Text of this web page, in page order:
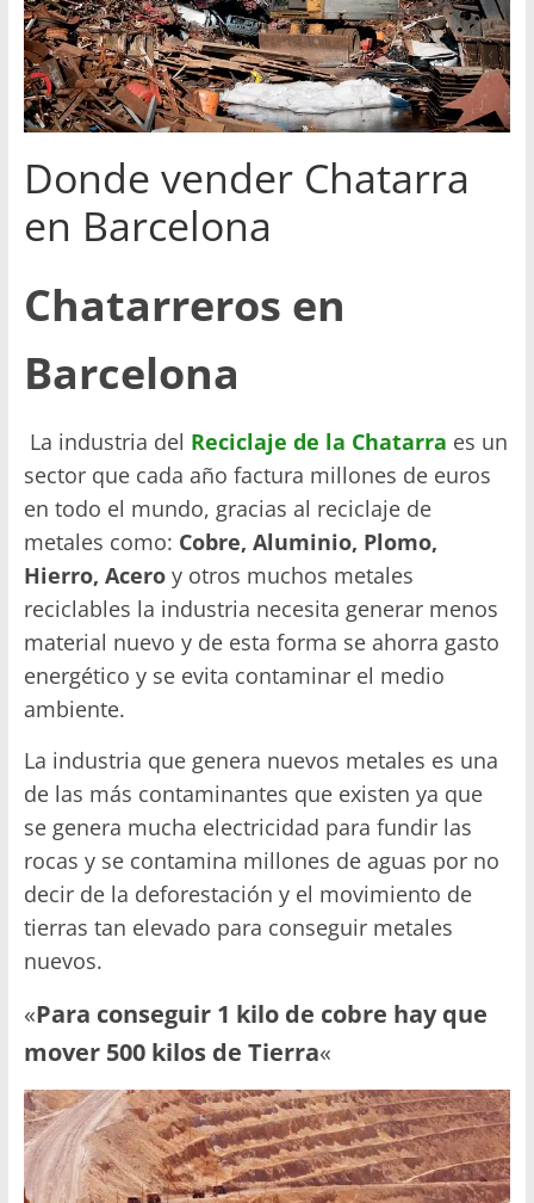
en
Barcelona
Donde vender Chatarra
en Barcelona
Chatarreros en
Barcelona
La industria del Reciclaje de la Chatarra es un
sector que cada año factura millones de euros
en todo el mundo, gracias al reciclaje de
metales como: Cobre, Aluminio, Plomo,
Hierro, Aceroy otros muchos metales
reciclables la industria necesita generar menos
material nuevo y de esta forma se ahorra gasto
energético y se evita contaminar el medio
ambiente.
La industria que genera nuevos metales es una
de las más contaminantes que existen ya que
se genera mucha electricidad para fundir las
rocas y se contamina millones de aguas por no
decir de la deforestación y el movimiento de
tierras tan elevado para conseguir metales
nuevos.
«Para conseguir 1 kilo de cobre hay que
mover 500 kilos de Tierra«